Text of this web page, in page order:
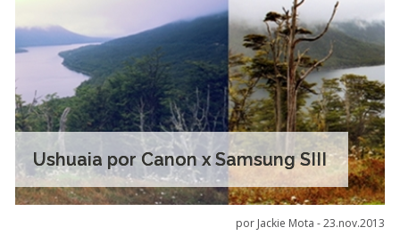
Ushuaia por Canon x Samsung SIII
por Jackie Mota -23.nov.2013